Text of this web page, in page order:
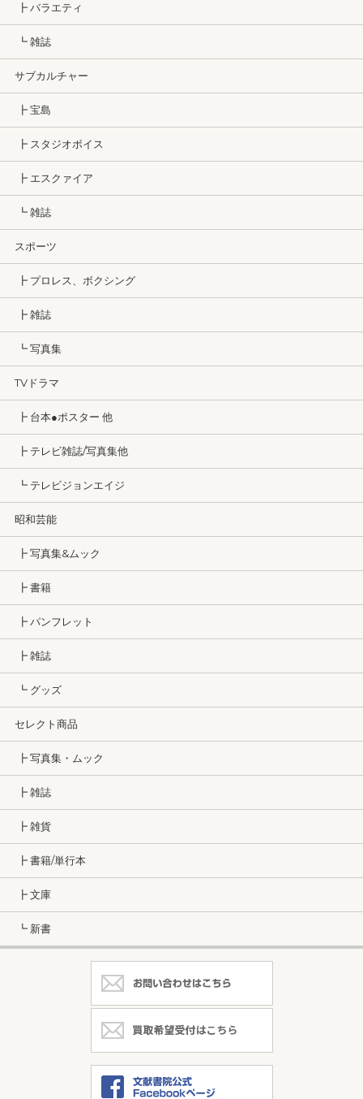
┣ バラエティ
┗ 雑誌
サブカルチャー
┣ 宝島
┣ スタジオボイス
┣ エスクァイア
┗ 雑誌
スポーツ
┣ プロレス、ボクシング
┣ 雑誌
┗ 写真集
TVドラマ
┣ 台本●ポスター 他
┣ テレビ雑誌/写真集他
┗ テレビジョンエイジ
昭和芸能
┣ 写真集&ムック
┣ 書籍
┣ パンフレット
┣ 雑誌
┗ グッズ
セレクト商品
┣ 写真集・ムック
┣ 雑誌
┣ 雑貨
┣ 書籍/単行本
┣ 文庫
┗ 新書